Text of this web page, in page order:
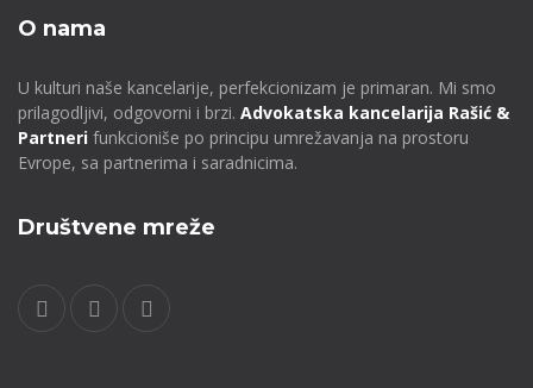
O nama
U kulturi naše kancelarije, perfekcionizam je primaran. Mi smo
prilagodljivi, odgovorni i brzi. Advokatska kancelarija Rašić &
Partneri funkcioniše po principu umrežavanja na prostoru
Evrope, sa partnerima i saradnicima.
Društvene mreže